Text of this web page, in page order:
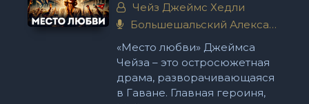
Чейз Джеймс Хедли
Большешальский Александр
«Место любви» Джеймса
Чейза – это остросюжетная
драма, разворачивающаяся
в Гаване. Главная героиня,